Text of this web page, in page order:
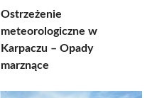
Ostrzeżenie
meteorologiczne w
Karpaczu – Opady
marznące